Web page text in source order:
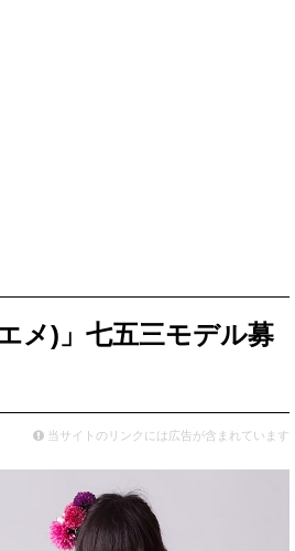
メ)」七五三モデル募
当サイトのリンクには広告が含まれています